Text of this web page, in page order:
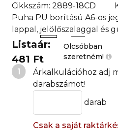
Cikkszám: 2889-18CD
Puha PU borítású A6-os
lappal, jelölőszalaggal és
Listaár:
481 Ft
Olcsóbban
szeretném!
1
Árkalkulációhoz adj
darabszámot!
darab
Csak a saját